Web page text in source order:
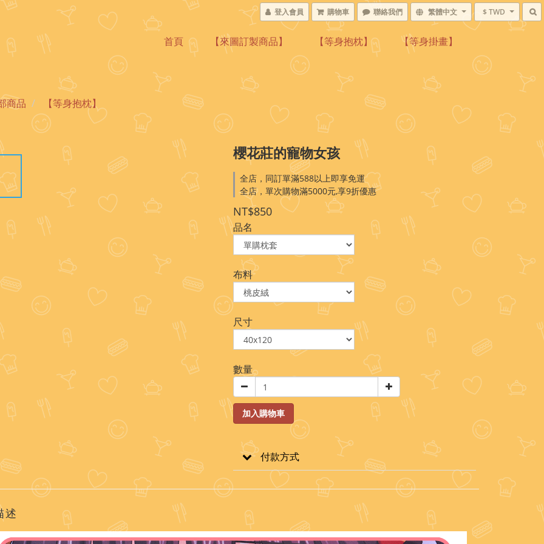
登入會員 購物車 聯絡我們 繁體中文 $ TWD
首頁 【來圖訂製商品】 【等身抱枕】 【等身掛畫】
商品 【等身抱枕】
櫻花莊的寵物女孩
全店，同訂單滿588以上即享免運
全店，單次購物滿5000元,享9折優惠
NT$850
品名
布料
尺寸
數量
加入購物車
付款方式
述